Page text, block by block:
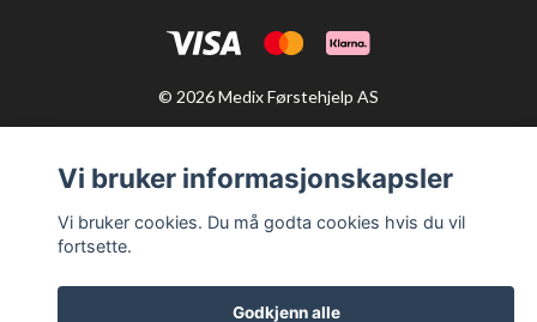
© 2026 Medix Førstehjelp AS
Vi bruker informasjonskapsler
Vi bruker cookies. Du må godta cookies hvis du vil
fortsette.
Godkjenn alle